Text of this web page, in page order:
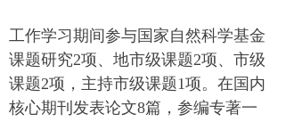
工作学习期间参与国家自然科学基金
课题研究2项、地市级课题2项、市级
课题2项，主持市级课题1项。在国内
核心期刊发表论文8篇，参编专著一